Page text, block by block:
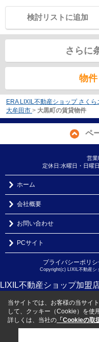
検討リストに追加
さらに
物
ERA LIXIL不動産ショップ さく
大牟田市 > 大黒町の賃貸物件
ペ
営業
定休日:水曜日・日曜
ホーム
会社概要
お問い合わせ
PCサイト
プライバシーポリシ
Copyright(c) LIXIL不動産シ
LIXIL不動産ショップ加盟
当サイトでは、お客様の当サイ
して、クッキー（Cookie）を使
詳しくは、当社の 「Cookieの取